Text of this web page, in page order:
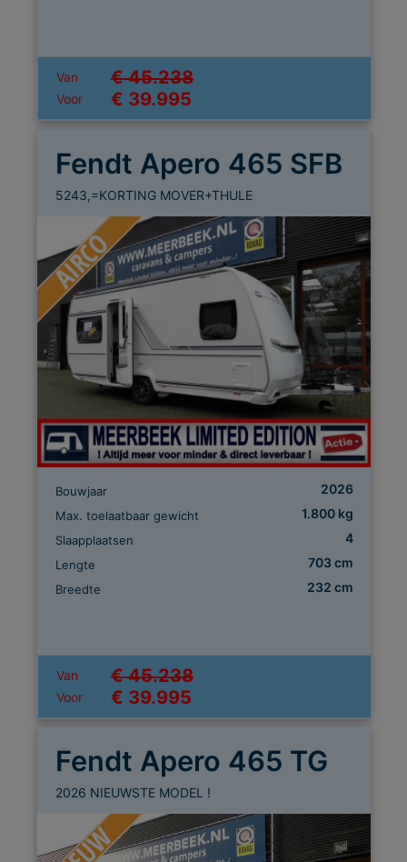
Van € 45.238
Voor € 39.995
Fendt Apero 465 SFB
5243,=KORTING MOVER+THULE
Bouwjaar 2026
Max. toelaatbaar gewicht 1.800 kg
Slaapplaatsen 4
Lengte 703 cm
Breedte 232 cm
Van € 45.238
Voor € 39.995
Fendt Apero 465 TG
2026 NIEUWSTE MODEL !